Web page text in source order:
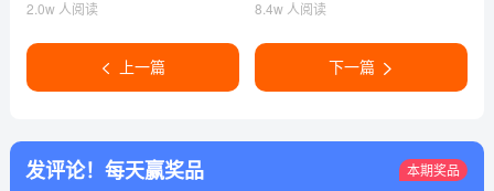
2.0w 人阅读
上一篇
8.4w 人阅读
下一篇
发评论！每天赢奖品 本期奖品